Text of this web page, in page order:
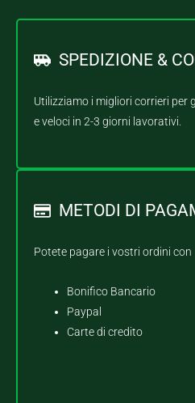
SPEDIZIONE &
Utilizziamo i migliori corrieri per
e veloci in 2-3 giorni lavorativi.
METODI DI
Potete pagare i vostri ordini con
Bonifico Bancario
Paypal
Carte di credito